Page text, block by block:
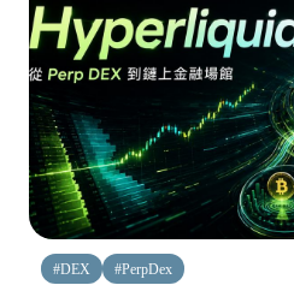
#DEX #PerpDex